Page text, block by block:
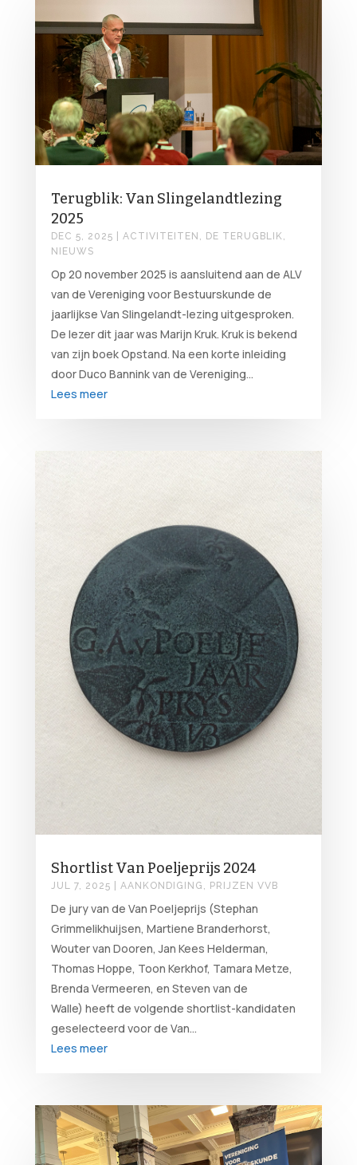
Terugblik: Van Slingelandtlezing
2025
DEC 5, 2025 ACTIVITEITEN , DE TERUGBLIK,
NIEUWS
Op 20 november 2025 is aansluitend aan de ALV
van de Vereniging voor Bestuurskunde de
jaarlijkse Van Slingelandt-lezing uitgesproken.
De lezer dit jaar was Marijn Kruk. Kruk is bekend
van zijn boek Opstand. Na een korte inleiding
door Duco Bannink van de Vereniging...
Lees meer
Shortlist Van Poeljeprijs 2024
JUL 7, 2025 AANKONDIGING PRIJZEN VVB
De jury van de Van Poeljeprijs (Stephan
Grimmelikhuijsen, Martiene Branderhorst,
Wouter van Dooren, Jan Kees Helderman,
Thomas Hoppe, Toon Kerkhof, Tamara Metze,
Brenda Vermeeren, en Steven van de
Walle) heeft de volgende shortlist-kandidaten
geselecteerd voor de Van...
Lees meer